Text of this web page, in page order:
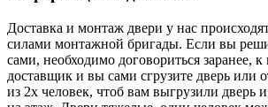
Доставка и монтаж двери у нас
силами монтажной бригады. Если вы
сами, необходимо договориться заранее, к
доставщик и вы сами сгрузите дверь или
из 2х человек, чтоб вам выгрузили дверь